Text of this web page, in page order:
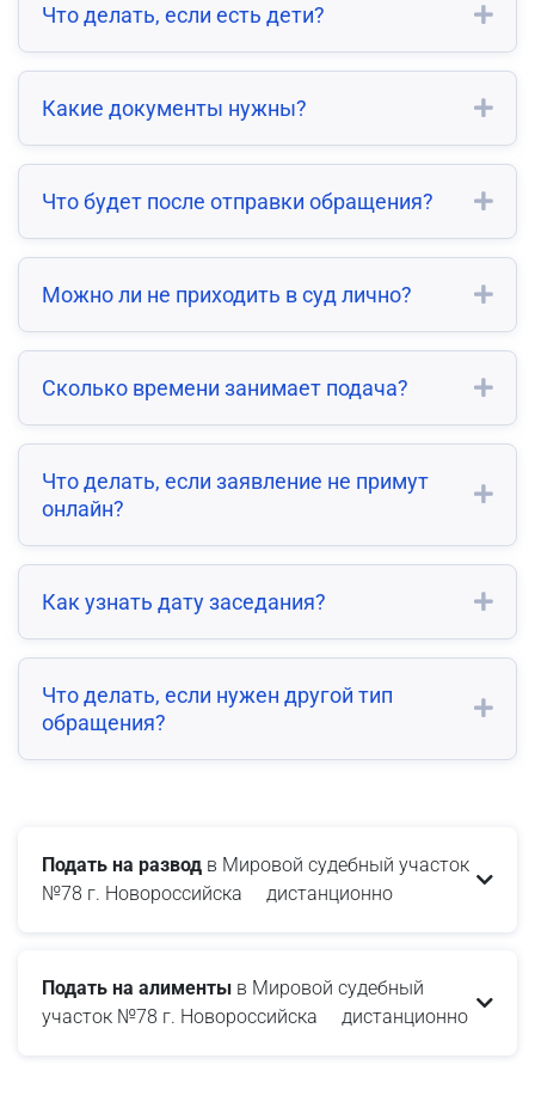
Что делать, если есть дети?
Какие документы нужны?
Что будет после отправки обращения?
Можно ли не приходить в суд лично?
Сколько времени занимает подача?
Что делать, если заявление не примут
онлайн?
Как узнать дату заседания?
Что делать, если нужен другой тип
обращения?
Подать на развод в Мировой судебный участок
№78 г. Новороссийска дистанционно
Подать на алименты в Мировой судебный
участок №78 г. Новороссийска дистанционно